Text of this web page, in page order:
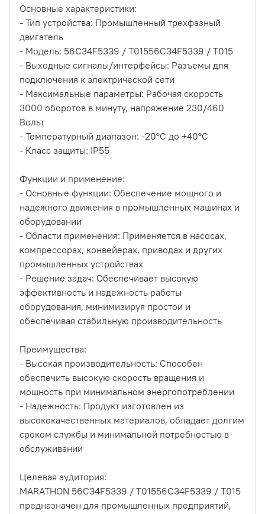
Основные характеристики:
- Тип устройства: Промышленный трехфазный
двигатель
- Модель: 56C34F5339 / T01556C34F5339 / T015
- Выходные сигналы/интерфейсы: Разъемы для
подключения к электрической сети
- Максимальные параметры: Рабочая скорость
3000 оборотов в минуту, напряжение 230/460
Вольт
- Температурный диапазон: -20°C до +40°C
- Класс защиты: IP55
Функции и применение:
- Основные функции: Обеспечение мощного и
надежного движения в промышленных машинах и
оборудовании
- Области применения: Применяется в насосах,
компрессорах, конвейерах, приводах и других
промышленных устройствах
- Решение задач: Обеспечивает высокую
эффективность и надежность работы
оборудования, минимизируя простои и
обеспечивая стабильную производительность
Преимущества:
- Высокая производительность: Способен
обеспечить высокую скорость вращения и
мощность при минимальном энергопотреблении
- Надежность: Продукт изготовлен из
высококачественных материалов, обладает долгим
сроком службы и минимальной потребностью в
обслуживании
Целевая аудитория:
MARATHON 56C34F5339 / T01556C34F5339 / T015
предназначен для промышленных предприятий,